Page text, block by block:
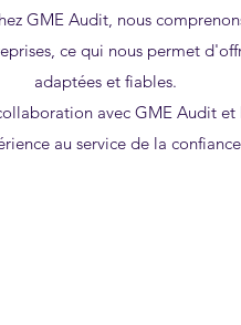
GME Audit, nous
ce qui nous permet
adaptées et fiables.
avec GME Audit et
au service de la